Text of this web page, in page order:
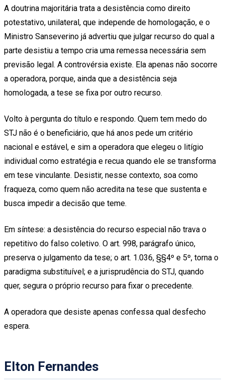
A doutrina majoritária trata a desistência como direito
potestativo, unilateral, que independe de homologação, e o
Ministro Sanseverino já advertiu que julgar recurso do qual a
parte desistiu a tempo cria uma remessa necessária sem
previsão legal. A controvérsia existe. Ela apenas não socorre
a operadora, porque, ainda que a desistência seja
homologada, a tese se fixa por outro recurso.
Volto à pergunta do título e respondo. Quem tem medo do
STJ não é o beneficiário, que há anos pede um critério
nacional e estável, e sim a operadora que elegeu o litígio
individual como estratégia e recua quando ele se transforma
em tese vinculante. Desistir, nesse contexto, soa como
fraqueza, como quem não acredita na tese que sustenta e
busca impedir a decisão que teme.
Em síntese: a desistência do recurso especial não trava o
repetitivo do falso coletivo. O art. 998, parágrafo único,
preserva o julgamento da tese; o art. 1.036, §§4º e 5º, torna o
paradigma substituível; e a jurisprudência do STJ, quando
quer, segura o próprio recurso para fixar o precedente.
A operadora que desiste apenas confessa qual desfecho
espera.
Elton Fernandes